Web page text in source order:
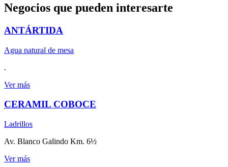
Negocios que pueden interesarte
ANTÁRTIDA
Agua natural de mesa
.
Ver más
CERAMIL COBOCE
Ladrillos
Av. Blanco Galindo Km. 6½
Ver más